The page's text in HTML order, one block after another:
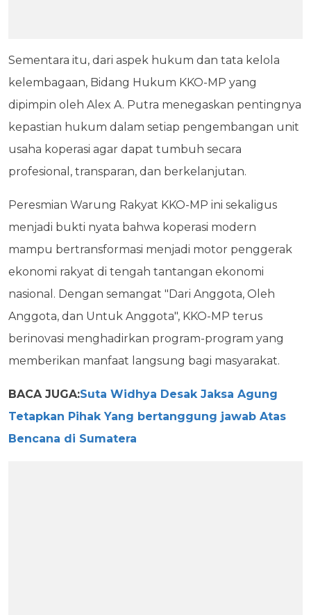
Sementara itu, dari aspek hukum dan tata kelola
kelembagaan, Bidang Hukum KKO-MP yang
dipimpin oleh Alex A. Putra menegaskan pentingnya
kepastian hukum dalam setiap pengembangan unit
usaha koperasi agar dapat tumbuh secara
profesional, transparan, dan berkelanjutan.
Peresmian Warung Rakyat KKO-MP ini sekaligus
menjadi bukti nyata bahwa koperasi modern
mampu bertransformasi menjadi motor penggerak
ekonomi rakyat di tengah tantangan ekonomi
nasional. Dengan semangat "Dari Anggota, Oleh
Anggota, dan Untuk Anggota", KKO-MP terus
berinovasi menghadirkan program-program yang
memberikan manfaat langsung bagi masyarakat.
BACA JUGA:Suta Widhya Desak Jaksa Agung
Tetapkan Pihak Yang bertanggung jawab Atas
Bencana di Sumatera